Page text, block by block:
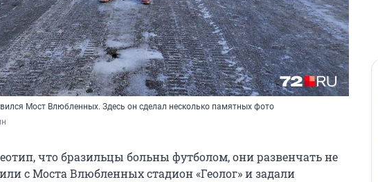
Мост Влюбленных. Здесь он сделал несколько памятных фото
что бразильцы больны футболом, они развенчать не
с Моста Влюбленных стадион «Геолог» и задали